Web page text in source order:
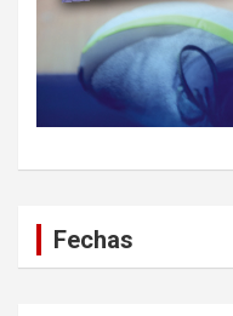
Fechas